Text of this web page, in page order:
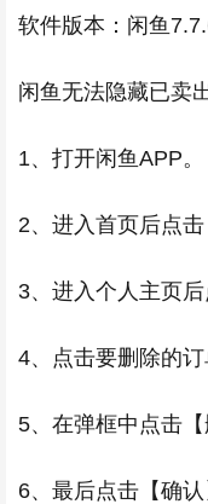
软件版本：闲鱼
闲鱼无法隐藏已卖
1、打开闲鱼APP。
2、进入首页后点击
3、进入个人主页后
4、点击要删除的订
5、在弹框中点击【
6、最后点击【确认